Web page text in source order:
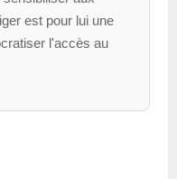
est pour lui une
l'accès au